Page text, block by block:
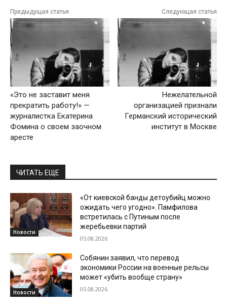
Предыдущая статья
«Это не заставит меня
прекратить работу!» —
журналистка Екатерина
Фомина о своем заочном
аресте
Следующая статья
Нежелательной
организацией признали
Германский исторический
институт в Москве
ЧИТАТЬ ЕЩЕ
Новости
«От киевской банды детоубийц можно
ожидать чего угодно». Памфилова
встретилась с Путиным после
жеребьевки партий
05.08.2026
Новости
Собянин заявил, что перевод
экономики России на военные рельсы
может «убить вообще страну»
05.08.2026